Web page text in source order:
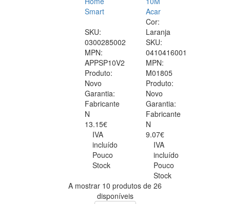
Smart
SKU:
0300285002
MPN:
APPSP10V2
Produto:
Novo
Garantia:
Fabricante
N
13.15€
IVA
incluído
Pouco
Stock
Acar
Cor:
Laranja
SKU:
0410416001
MPN:
M01805
Produto:
Novo
Garantia:
Fabricante
N
9.07€
IVA
incluído
Pouco
Stock
A mostrar 10 produtos de 26
disponíveis